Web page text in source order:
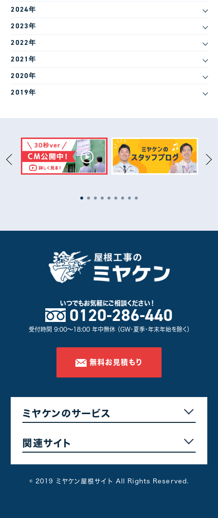
2024年
2023年
2022年
2021年
2020年
2019年
いつでもお気軽にご相談ください！
0120-286-440
受付時間 9:00～18:00 年中無休 （GW・夏季・年末年始を除く）
無料お見積もり
ミヤケンのサービス
関連サイト
© 2019 ミヤケン屋根サイト All Rights Reserved.